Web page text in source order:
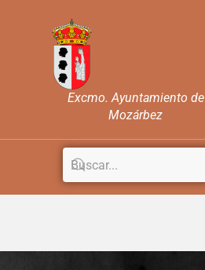
Excmo. Ayuntamiento de
Mozárbez